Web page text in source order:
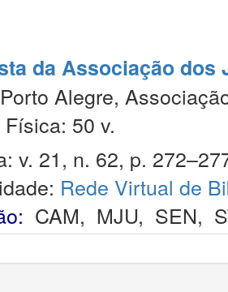
da Associação dos
Alegre,
50 v.
v. 21, n. 62, p.
Rede Virtual de
CAM, MJU, SEN,